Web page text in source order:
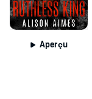
Aperçu